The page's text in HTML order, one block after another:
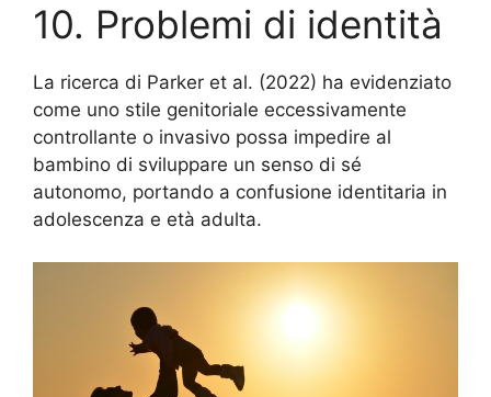
10. Problemi di identità
La ricerca di Parker et al. (2022) ha evidenziato
come uno stile genitoriale eccessivamente
controllante o invasivo possa impedire al
bambino di sviluppare un senso di sé
autonomo, portando a confusione identitaria in
adolescenza e età adulta.